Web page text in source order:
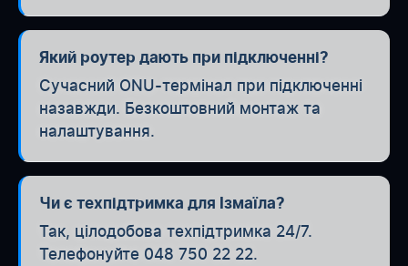
Який роутер дають при підключенні?
Сучасний ONU-термінал при підключенні
назавжди. Безкоштовний монтаж та
налаштування.
Чи є техпідтримка для Ізмаїла?
Так, цілодобова техпідтримка 24/7.
Телефонуйте 048 750 22 22.